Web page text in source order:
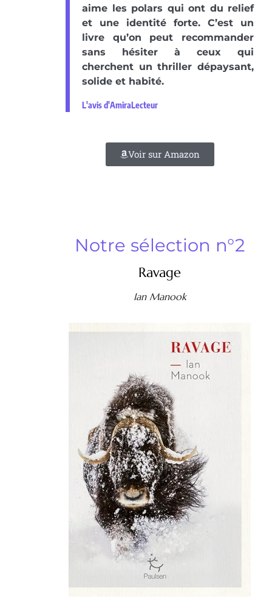
aime les polars qui ont du relief
et une identité forte. C’est un
livre qu’on peut recommander
sans hésiter à ceux qui
cherchent un thriller dépaysant,
solide et habité.
L'avis d'AmiraLecteur
Voir sur Amazon
Notre sélection n°2
Ravage
Ian Manook